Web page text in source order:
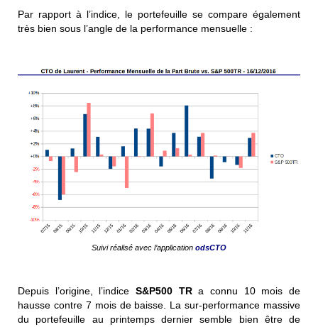
Par rapport à l’indice, le portefeuille se compare également
très bien sous l’angle de la performance mensuelle :
Suivi réalisé avec l’application odsCTO
Depuis l’origine, l’indice S&P500 TRa connu 10 mois de
hausse contre 7 mois de baisse. La sur-performance massive
du portefeuille au printemps dernier semble bien être de